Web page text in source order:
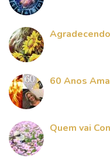
60 Anos
Quem vai